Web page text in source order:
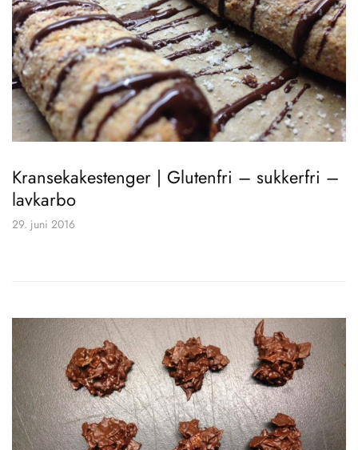
Kransekakestenger | Glutenfri – sukkerfri –
lavkarbo
29. juni 2016